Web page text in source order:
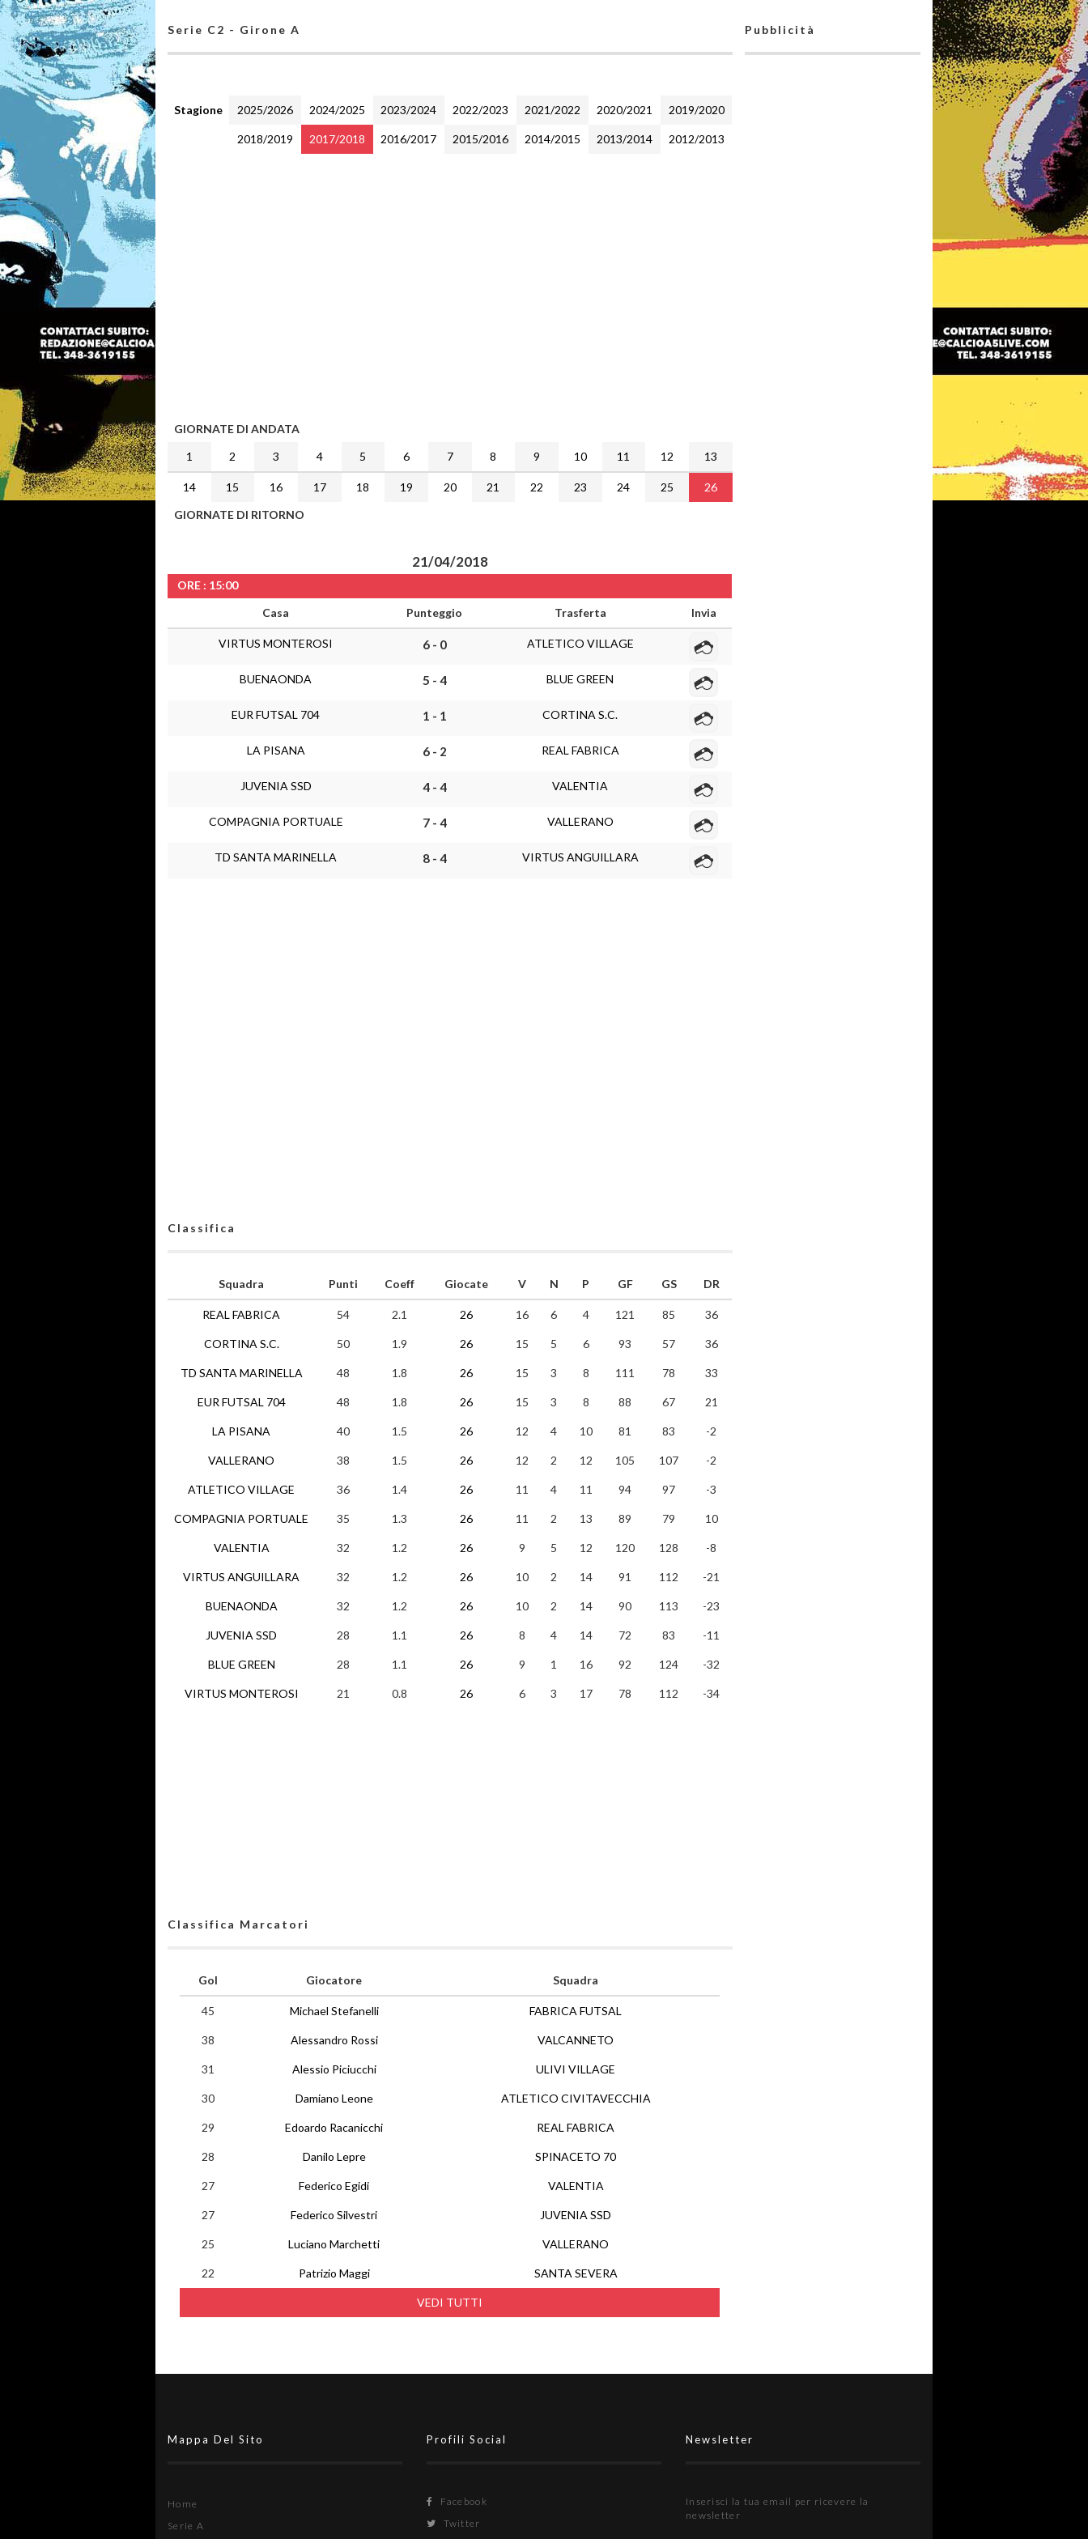
Serie C2 - Girone A
Stagione 2025/2026 2024/2025 2023/2024 2022/2023 2021/2022 2020/2021 2019/2020
2018/2019 2017/2018 2016/2017 2015/2016 2014/2015 2013/2014 2012/2013
GIORNATE DI ANDATA
1
2 3 4 5 6 7 8 9 10 11 12 13
14 15 16 17 18 19 20 21 22 23 24 25
26
GIORNATE DI RITORNO
21/04/2018
ORE : 15:00
Casa
Punteggio Trasferta Invia
VIRTUS MONTEROSI 6 - 0 ATLETICO VILLAGE
BUENAONDA 5 - 4 BLUE GREEN
EUR FUTSAL 704 1 - 1 CORTINA S.C.
LA PISANA 6 - 2 REAL FABRICA
JUVENIA SSD 4 - 4 VALENTIA
COMPAGNIA PORTUALE 7 - 4 VALLERANO
TD SANTA MARINELLA 8 - 4 VIRTUS ANGUILLARA
Classifica
Squadra
REAL FABRICA
CORTINA S.C.
TD SANTA MARINELLA
EUR FUTSAL 704
LA PISANA
VALLERANO
ATLETICO VILLAGE
COMPAGNIA PORTUALE
VALENTIA
VIRTUS ANGUILLARA
BUENAONDA
JUVENIA SSD
BLUE GREEN
VIRTUS MONTEROSI
Punti Coeff Giocate V N P GF GS DR
54 2.1 26 16 6 4 121 85 36
50 1.9 26 15 5 6 93 57 36
48 1.8 26 15 3 8 111 78 33
48 1.8 26 15 3 8 88 67 21
40 1.5 26 12 4 10 81 83 -2
38 1.5 26 12 2 12 105 107 -2
36 1.4 26 11 4 11 94 97 -3
35 1.3 26 11 2 13 89 79 10
32 1.2 26 9 5 12 120 128 -8
32 1.2 26 10 2 14 91 112 -21
32 1.2 26 10 2 14 90 113 -23
28 1.1 26 8 4 14 72 83 -11
28 1.1 26 9 1 16 92 124 -32
21 0.8 26 6 3 17 78 112 -34
Classifica Marcatori
Gol Giocatore Squadra
VEDI TUTTI
45 Michael Stefanelli FABRICA FUTSAL
38 Alessandro Rossi VALCANNETO
31 Alessio Piciucchi ULIVI VILLAGE
30 Damiano Leone ATLETICO CIVITAVECCHIA
29 Edoardo Racanicchi REAL FABRICA
28 Danilo Lepre SPINACETO 70
27 Federico Egidi VALENTIA
27 Federico Silvestri JUVENIA SSD
25 Luciano Marchetti VALLERANO
22 Patrizio Maggi SANTA SEVERA
Pubblicità
Mappa Del Sito
Home
Serie A
Profili Social
Facebook
Twitter
Newsletter
Inserisci la tua email per ricevere la
newsletter